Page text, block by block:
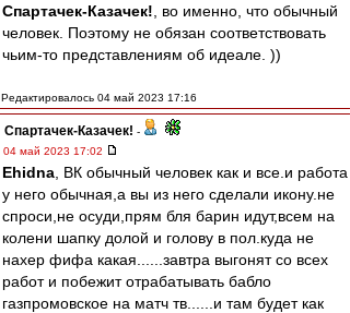
Спартачек-Казачек! , во именно, что обычный
человек. Поэтому не обязан соответствовать
чьим-то представлениям об идеале. ))
Редактировалось 04 май 2023 17:16
Спартачек-Казачек! -
04 май 2023 17:02
Ehidna , ВК обычный человек как и все.и работа
у него обычная,а вы из него сделали икону.не
спроси,не осуди,прям бля барин идут,всем на
колени шапку долой и голову в пол.куда не
нахер фифа какая......завтра выгонят со всех
работ и побежит отрабатывать бабло
газпромовское на матч тв......и там будет как